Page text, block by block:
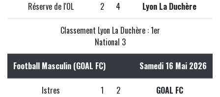
Réserve de l'OL 2 4 Lyon La Duchère
Classement Lyon La Duchère : 1er
National 3
Football Masculin (GOAL FC) Samedi 16 Mai 2026
Istres 1 2 GOAL FC